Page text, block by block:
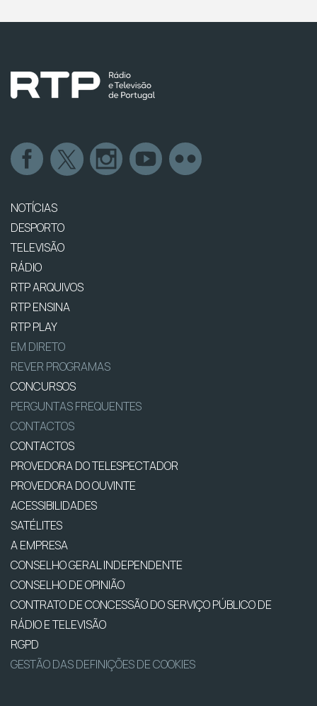
NOTÍCIAS
DESPORTO
TELEVISÃO
RÁDIO
RTP ARQUIVOS
RTP ENSINA
RTP PLAY
EM DIRETO
REVER PROGRAMAS
CONCURSOS
PERGUNTAS FREQUENTES
CONTACTOS
CONTACTOS
PROVEDORA DO TELESPECTADOR
PROVEDORA DO OUVINTE
ACESSIBILIDADES
SATÉLITES
A EMPRESA
CONSELHO GERAL INDEPENDENTE
CONSELHO DE OPINIÃO
CONTRATO DE CONCESSÃO DO SERVIÇO PÚBLICO DE
RÁDIO E TELEVISÃO
RGPD
GESTÃO DAS DEFINIÇÕES DE COOKIES